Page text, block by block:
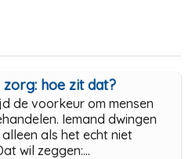
zorg: hoe zit dat?
de voorkeur om mensen
Iemand dwingen
als het echt niet
wil zeggen:...